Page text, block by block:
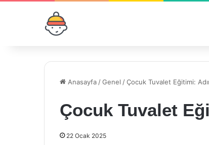
Anasayfa /Genel /Çocuk Tuvalet Eğitimi:
Çocuk Tuvalet
22 Ocak 2025